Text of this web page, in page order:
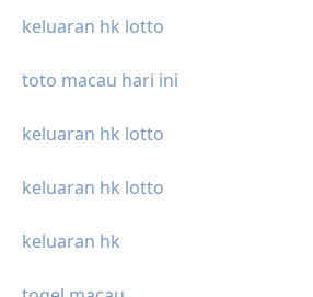
keluaran hk lotto
toto macau hari ini
keluaran hk lotto
keluaran hk lotto
keluaran hk